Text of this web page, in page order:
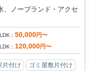
、ノーブランド・アクセ
50,000円〜
120,000円〜
片付け
ゴミ屋敷片付け